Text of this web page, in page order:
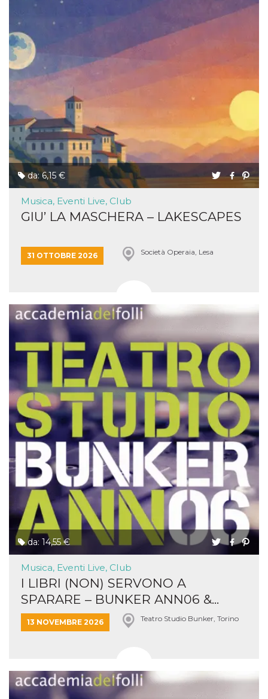
da: 6,15 €
Musica, Eventi Live, Club
GIU’ LA MASCHERA – LAKESCAPES
31 OTTOBRE 2026 Società Operaia, Lesa
da: 14,55 €
Musica, Eventi Live, Club
I LIBRI (NON) SERVONO A
SPARARE – BUNKER ANN06 &...
13 NOVEMBRE 2026 Teatro Studio Bunker, Torino